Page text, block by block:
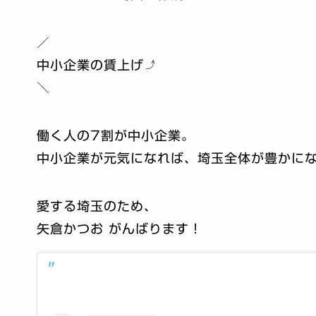
／
中小企業の賃上げ⤴️
＼
働く人の7割が中小企業。
中小企業が元気になれば、埼玉全体が豊かに
愛する埼玉のため、
矢倉かつお がんばります！